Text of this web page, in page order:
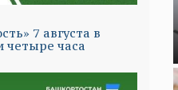
7 августа в
четыре часа